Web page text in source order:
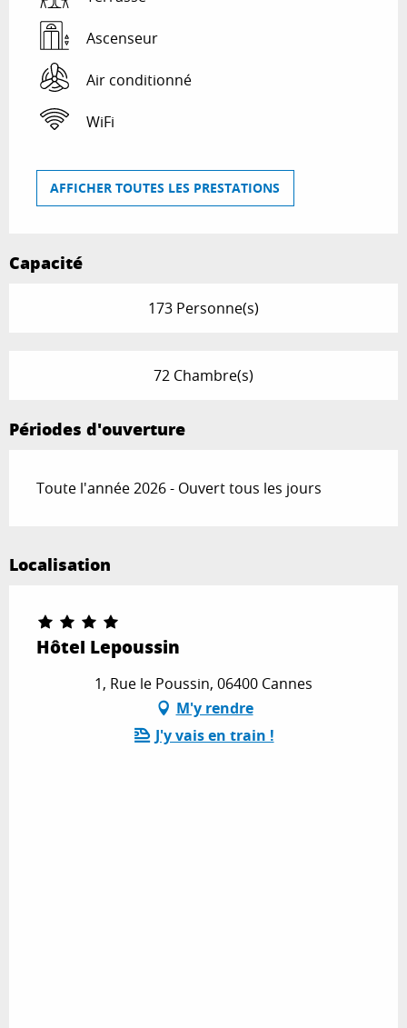
Ascenseur
Air conditionné
WiFi
AFFICHER TOUTES LES PRESTATIONS
Capacité
173 Personne(s)
72 Chambre(s)
Périodes d'ouverture
Toute l'année 2026 - Ouvert tous les jours
Localisation
Hôtel Lepoussin
1, Rue le Poussin, 06400 Cannes
M'y rendre
J'y vais en train !